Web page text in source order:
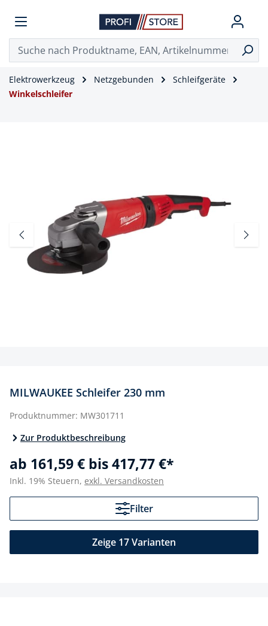
Elektrowerkzeug Netzgebunden
Schleifgeräte
Winkelschleifer
MILWAUKEE Schleifer 230 mm
Produktnummer: MW301711
Zur Produktbeschreibung
ab 161,59 € bis 417,77 €*
Inkl. 19% Steuern, exkl. Versandkosten
Filter
Zeige 17 Varianten